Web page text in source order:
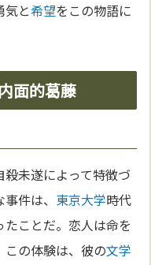
気と希望をこの物語に
面的葛藤
未遂によって特徴づ
件は、 東京大学時代
たことだ。恋人は命を
この体験は、彼の文学